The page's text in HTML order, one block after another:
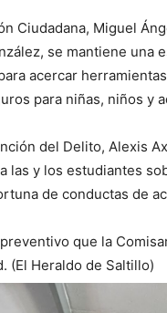
Ciudadana, Miguel
se mantiene una
acercar
para niñas, niños y
del Delito, Alexis
las y los estudiantes
de conductas de
que la
(El Heraldo de Saltillo)